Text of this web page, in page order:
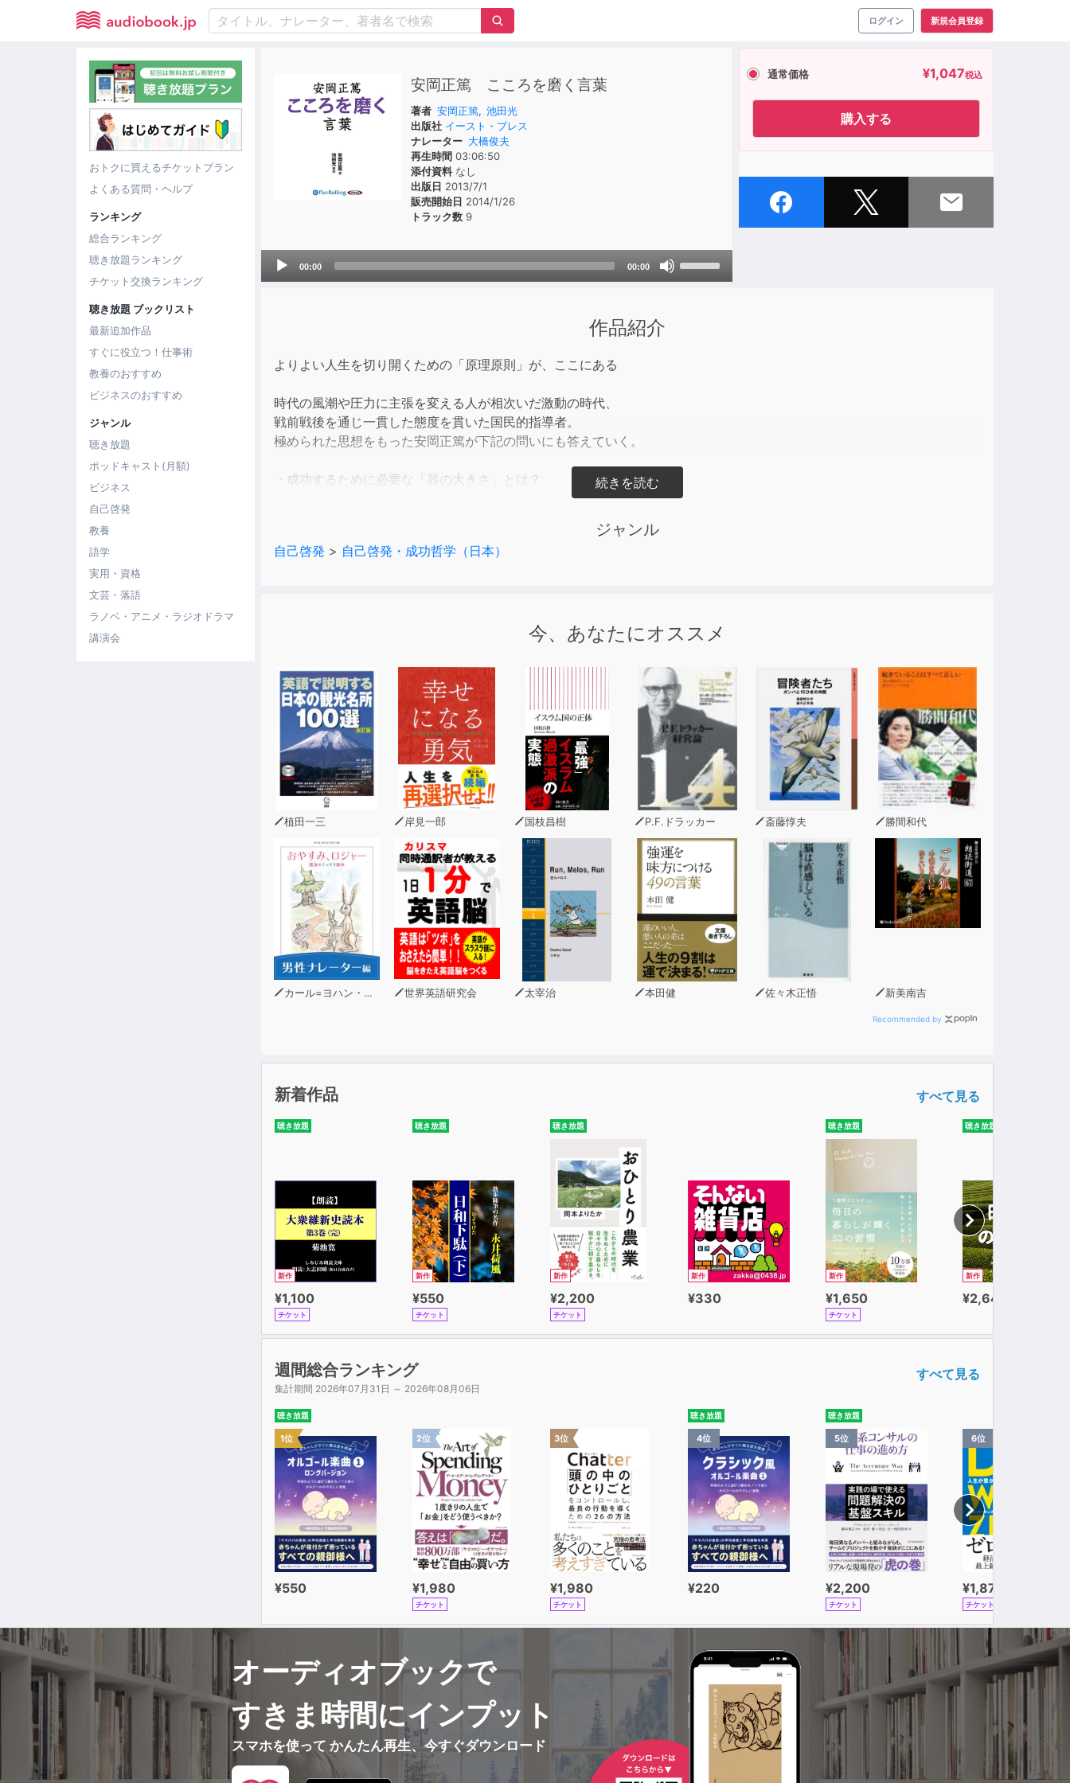
ログイン 新規会員登録
おトクに買えるチケットプラン
よくある質問・ヘルプ
ランキング
総合ランキング
聴き放題ランキング
チケット交換ランキング
聴き放題 ブックリスト
最新追加作品
すぐに役立つ！仕事術
教養のおすすめ
ビジネスのおすすめ
ジャンル
聴き放題
ポッドキャスト(月額)
ビジネス
自己啓発
教養
語学
実用・資格
文芸・落語
ラノベ・アニメ・ラジオドラマ
講演会
安岡正篤 こころを磨く言葉
著者 安岡正篤, 池田光
出版社 イースト・プレス
ナレーター 大橋俊夫
再生時間 03:06:50
添付資料なし
出版日 2013/7/1
販売開始日 2014/1/26
トラック数 9
Audio
00:00 00:00
通常価格 ¥1,047税込
購入する
作品紹介
よりよい人生を切り開くための「原理原則」が、ここにある
時代の風潮や圧力に主張を変える人が相次いだ激動の時代、
戦前戦後を通じ一貫した態度を貫いた国民的指導者。
極められた思想をもった安岡正篤が下記の問いにも答えていく。
・成功するために必要な「器の大きさ」とは？
・何歳になっても「いいことが」が次々起こる発想とは？
第2章 人間学のすすめ
第3章 新しい自分に生まれ変わる
第4章 ものの見方・考え方
第5章 こころを磨く
第6章 運命を変える
第7章 人とのつきあい方
第8章 人を動かす・世の中を動かす
ジャンル
自己啓発 > 自己啓発・成功哲学（日本）
今、あなたにオススメ
植田一三 岸見一郎 国枝昌樹 P.F.ドラッカー 斎藤惇夫 勝間和代
カール=ヨハン・エリーン 世界英語研究会 太宰治 本田健 佐々木正悟 新美南吉
Recommended by
新着作品 すべて見る
聴き放題
新作
¥1,100
チケット
聴き放題
新作
¥550
チケット
聴き放題
新作
¥2,200
チケット
新作
¥330
聴き放題
新作
¥1,650
チケット
聴き放題
新作
¥2,640
週間総合ランキング
集計期間 2026年07月31日 ～ 2026年08月06日
すべて見る
聴き放題
1位
¥550
2位
¥1,980
チケット
3位
¥1,980
チケット
聴き放題
4位
¥220
聴き放題
5位
¥2,200
チケット
6位
¥1,870
チケット
オーディオブックで
すきま時間にインプット
スマホを使って かんたん再生、今すぐダウンロード